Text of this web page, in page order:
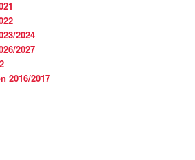
2024
2027
2016/2017